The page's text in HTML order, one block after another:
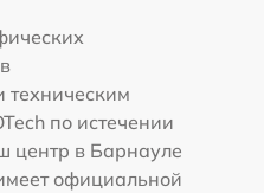
по истечении
центр в Барнауле
официальной